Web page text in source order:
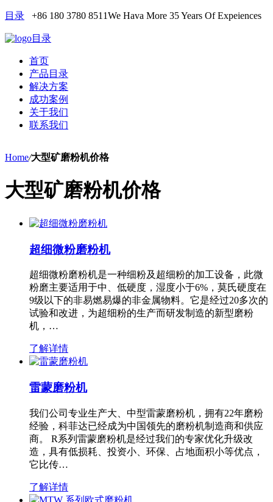
目录 +86 180 3780 8511We Hava More 35 Years Of Expeiences
目录
首页
产品目录
解决方案
成功案例
关于我们
联系我们
Home/大型矿磨粉机价格
大型矿磨粉机价格
超细微粉磨粉机
超细微粉磨粉机是一种细粉及超细粉的加工设备，此微
粉磨主要适用于中、低硬度，湿度小于6%，莫氏硬度在
9级以下的非易燃易爆的非金属物料。它是经过20多次的
试验和改进，为超细粉的生产而研发制造的新型磨粉
机，…
了解详情
雷蒙磨粉机
我们公司专业生产大、中型雷蒙磨粉机，拥有22年磨粉
经验，科菲达已经成为中国领先的磨粉机制造商和供应
商。 R系列雷蒙磨粉机是经过我们的专家优化升级改
造，具有低损耗、投资小、环保、占地面积小等优点，
它比传…
了解详情